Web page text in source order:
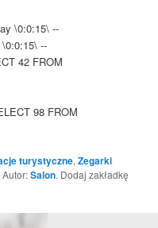
\0:0:15\ --
--
42 FROM
98 FROM
turystyczne,Zegarki
Autor:Salon. Dodaj zakładkę